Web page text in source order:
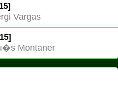
Vargas
Montaner